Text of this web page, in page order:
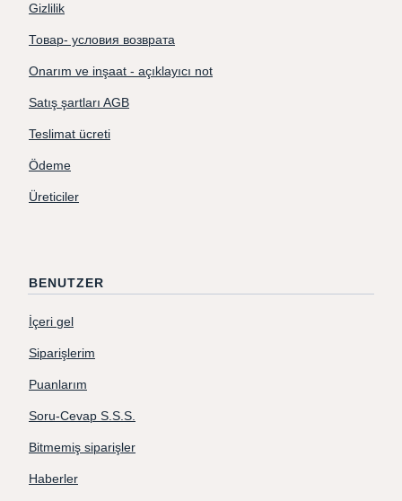
Gizlilik
Товар- условия возврата
Onarım ve inşaat - açıklayıcı not
Satış şartları AGB
Teslimat ücreti
Ödeme
Üreticiler
BENUTZER
İçeri gel
Siparişlerim
Puanlarım
Soru-Cevap S.S.S.
Bitmemiş siparişler
Haberler